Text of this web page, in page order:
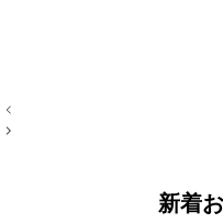
投
稿
新着